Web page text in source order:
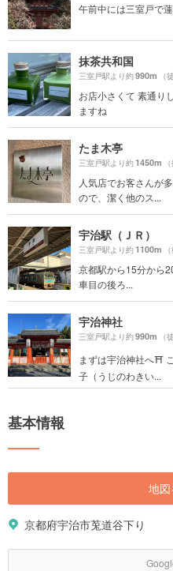
午前中には三室戸で蓮
抹茶共和国
三室戸駅より約990m （
お店小さくて 素通り
ますね
たま木亭
三室戸駅より約1450m
人気店でお客さんが
ので、潔く他のス...
宇治駅（ＪＲ）
三室戸駅より約1100m
京都駅から15分から
車目の後ろ...
宇治神社
三室戸駅より約990m （
まずは宇治神社へ⛩
子（うじのわきい...
基本情報
地図
京都府宇治市莵道谷下り